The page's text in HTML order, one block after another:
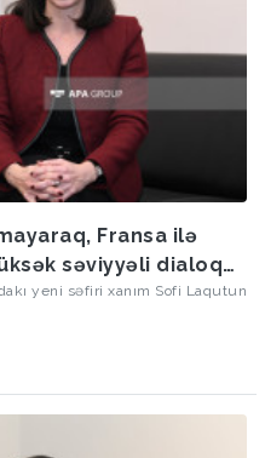
Fransa ilə
səviyyəli dialoqu
yeni səfiri xanım Sofi Laqutun